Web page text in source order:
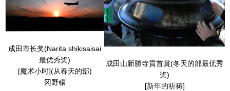
成田市长奖(Narita shikisaisai
最优秀奖)
[魔术小时](从春天的部)
冈野穰
成田山新勝寺貫首賞(冬天的部最优秀
奖)
[新年的祈祷]